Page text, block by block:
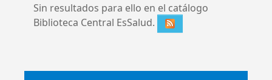
Sin resultados para ello en el catálogo
Biblioteca Central EsSalud.